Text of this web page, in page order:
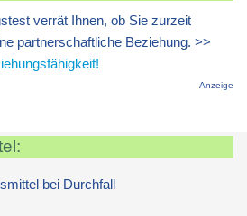
verrät Ihnen, ob Sie zurzeit
partnerschaftliche Beziehung. >>
Anzeige
bei Durchfall